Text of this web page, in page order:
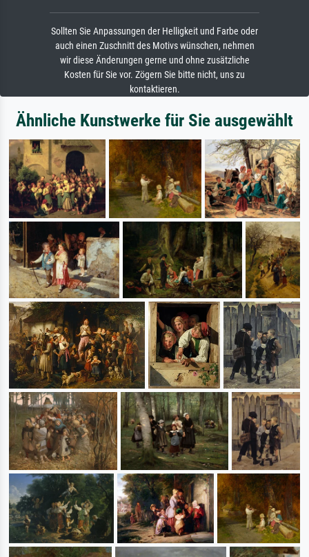
Sollten Sie Anpassungen der Helligkeit und Farbe oder
auch einen Zuschnitt des Motivs wünschen, nehmen
wir diese Änderungen gerne und ohne zusätzliche
Kosten für Sie vor. Zögern Sie bitte nicht, uns zu
kontaktieren.
Ähnliche Kunstwerke für Sie ausgewählt